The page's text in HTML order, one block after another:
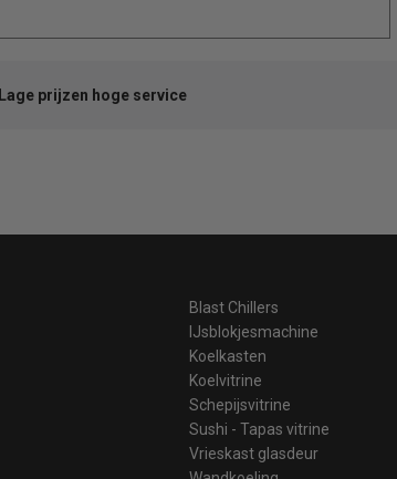
Lage prijzen hoge service
Blast Chillers
IJsblokjesmachine
Koelkasten
Koelvitrine
Schepijsvitrine
Sushi - Tapas vitrine
Vrieskast glasdeur